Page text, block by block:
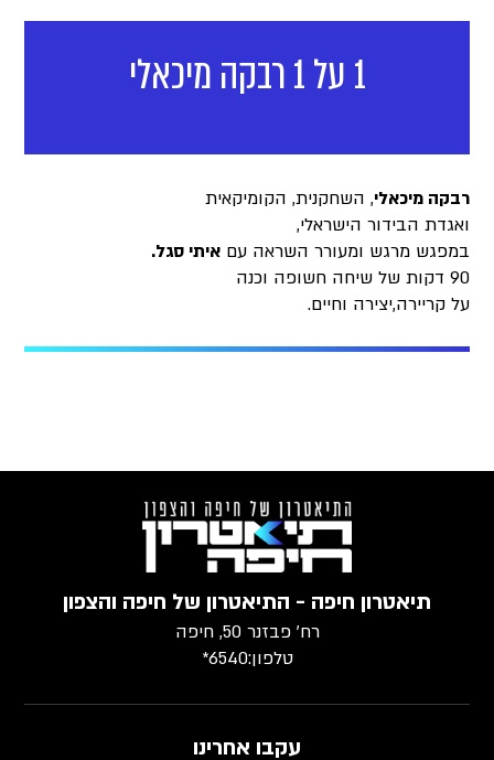
1 על 1 רבקה מיכאלי
רבקה מיכאלי, השחקנית, הקומיקאית
ואגדת הבידור הישראלי,
במפגש מרגש ומעורר השראה עםאיתי סגל.
90 דקות של שיחה חשופה וכנה
על קריירה,יצירה וחיים.
תיאטרון חיפה - התיאטרון של חיפה והצפון
רח׳ פבזנר 50, חיפה
טלפון:6540*
עקבו אחרינו